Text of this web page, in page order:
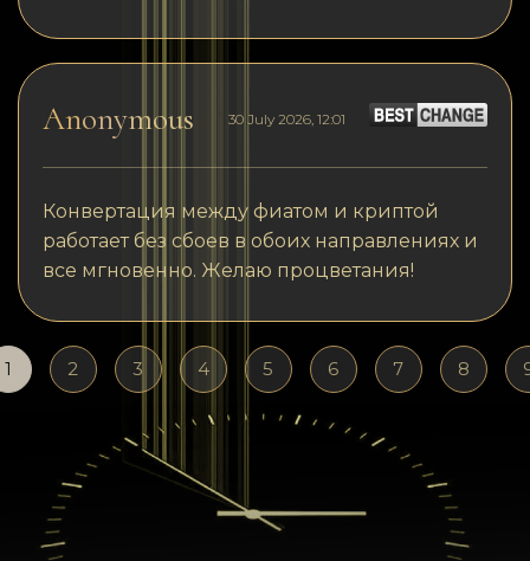
Anonymous 30 July 2026, 12:01
Конвертация между фиатом и криптой
работает без сбоев в обоих направлениях и
все мгновенно. Желаю процветания!
1 2 3 4 5 6 7 8